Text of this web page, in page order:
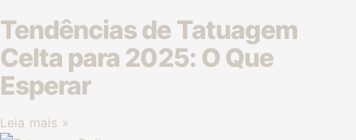
Tendências de Tatuagem
Celta para 2025: O Que
Esperar
Leia mais »